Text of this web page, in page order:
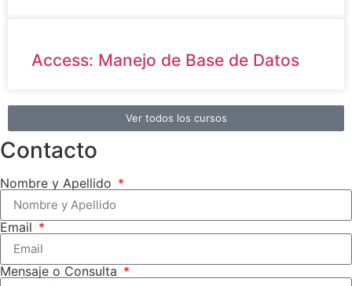
Access: Manejo de Base de Datos
Ver todos los cursos
Contacto
Nombre y Apellido
Email
Mensaje o Consulta